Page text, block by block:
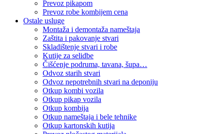
Prevoz pikapom
Prevoz robe kombijem cena
Ostale usluge
Montaža i demontaža nameštaja
Zaštita i pakovanje stvari
Skladištenje stvari i robe
Kutije za selidbe
Čišćenje podruma, tavana, šupa…
Odvoz starih stvari
Odvoz nepotrebnih stvari na deponiju
Otkup kombi vozila
Otkup pikap vozila
Otkup kombija
Otkup nameštaja i bele tehnike
Otkup kartonskih kutija